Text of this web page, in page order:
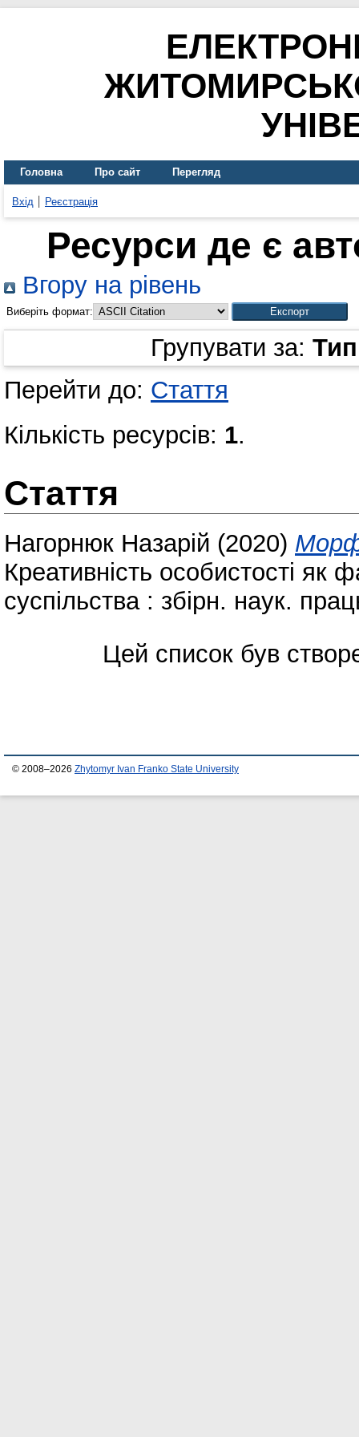
Головна Про сайт Перегляд
Вхід Реєстрація
Ресурси де є
Вгору на рівень
Виберіть формат:
Групувати за:
Перейти до: Стаття
Кількість ресурсів: 1.
Стаття
Нагорнюк Назарій (2020)
Креативність особистості як
суспільства : збірн. наук.
Цей список був
© 2008–2026 Zhytomyr Ivan Franko State University